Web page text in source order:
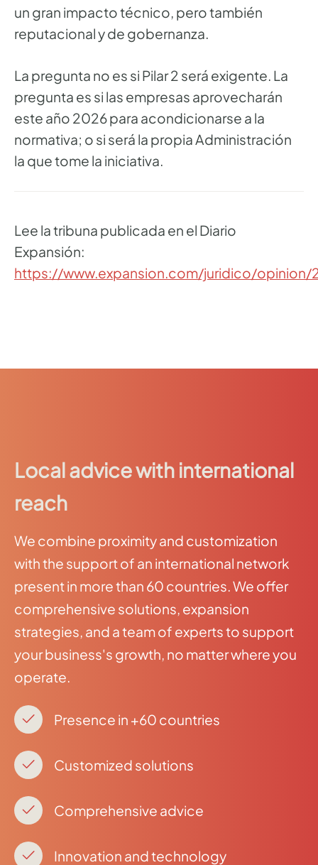
un gran impacto técnico, pero también
reputacional y de gobernanza.
La pregunta no es si Pilar 2 será exigente. La
pregunta es si las empresas aprovecharán
este año 2026 para acondicionarse a la
normativa; o si será la propia Administración
la que tome la iniciativa.
Lee la tribuna publicada en el Diario
Expansión:
https://www.expansion.com/juridico/
Local advice with international
reach
We combine proximity and customization
with the support of an international network
present in more than 60 countries. We offer
comprehensive solutions, expansion
strategies, and a team of experts to support
your business's growth, no matter where you
operate.
Presence in +60 countries
Customized solutions
Comprehensive advice
Innovation and technology